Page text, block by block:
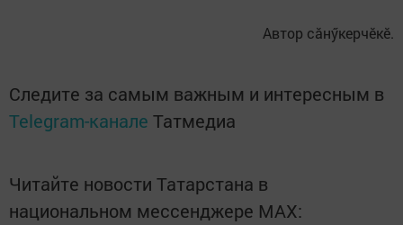
Автор сăнӳкерчӗкӗ.
Следите за самым важным и интересным в
Telegram-канале Татмедиа
Читайте новости Татарстана в
национальном мессенджере MАХ: